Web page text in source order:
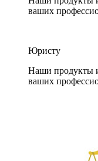
ваших
Юристу
Наши продукты
ваших